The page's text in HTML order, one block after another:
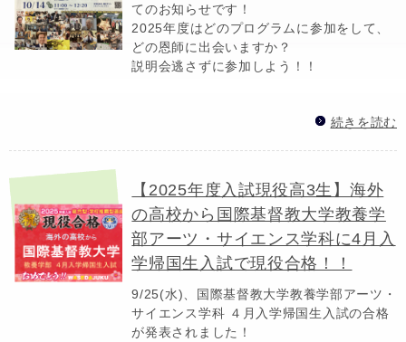
てのお知らせです！
2025年度はどのプログラムに参加をして、
どの恩師に出会いますか？
説明会逃さずに参加しよう！！
続きを読む
【2025年度入試現役高3生】海外
の高校から国際基督教大学教養学
部アーツ・サイエンス学科に4月入
学帰国生入試で現役合格！！
9/25(水)、国際基督教大学教養学部アーツ・
サイエンス学科 ４月入学帰国生入試の合格
が発表されました！